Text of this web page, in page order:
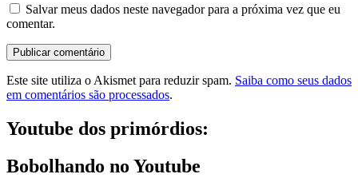
Salvar meus dados neste navegador para a próxima vez que eu
comentar.
Este site utiliza o Akismet para reduzir spam. Saiba como seus dados
em comentários são processados.
Youtube dos primórdios:
Bobolhando no Youtube